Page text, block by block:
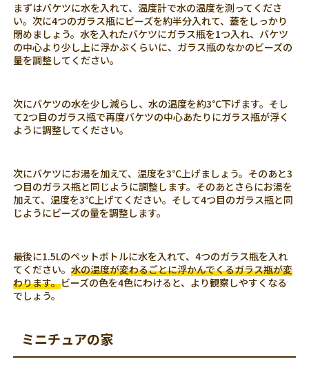
まずはバケツに水を入れて、温度計で水の温度を測ってくださ
い。次に4つのガラス瓶にビーズを約半分入れて、蓋をしっかり
閉めましょう。水を入れたバケツにガラス瓶を1つ入れ、バケツ
の中心より少し上に浮かぶくらいに、ガラス瓶のなかのビーズの
量を調整してください。
次にバケツの水を少し減らし、水の温度を約3℃下げます。そし
て2つ目のガラス瓶で再度バケツの中心あたりにガラス瓶が浮く
ように調整してください。
次にバケツにお湯を加えて、温度を3℃上げましょう。そのあと3
つ目のガラス瓶と同じように調整します。そのあとさらにお湯を
加えて、温度を3℃上げてください。そして4つ目のガラス瓶と同
じようにビーズの量を調整します。
最後に1.5Lのペットボトルに水を入れて、4つのガラス瓶を入れ
てください。水の温度が変わるごとに浮かんでくるガラス瓶が変
わります。ビーズの色を4色にわけると、より観察しやすくなる
でしょう。
ミニチュアの家